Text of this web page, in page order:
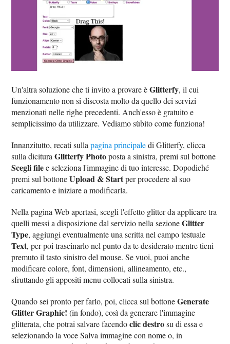
Un'altra soluzione che ti invito a provare èGlitterfy, il cui
funzionamento non si discosta molto da quello dei servizi
menzionati nelle righe precedenti. Anch'esso è gratuito e
semplicissimo da utilizzare. Vediamo sùbito come funziona!
Innanzitutto, recati sullapagina principaledi Glitterfy, clicca
sulla dicituraGlitterfy Photoposta a sinistra, premi sul bottone
Scegli filee seleziona l'immagine di tuo interesse. Dopodiché
premi sul bottoneUpload & Startper procedere al suo
caricamento e iniziare a modificarla.
Nella pagina Web apertasi, scegli l'effetto glitter da applicare tra
quelli messi a disposizione dal servizio nella sezioneGlitter
Type, aggiungi eventualmente una scritta nel campo testuale
Text, per poi trascinarlo nel punto da te desiderato mentre tieni
premuto il tasto sinistro del mouse. Se vuoi, puoi anche
modificare colore, font, dimensioni, allineamento, etc.,
sfruttando gli appositi menu collocati sulla sinistra.
Quando sei pronto per farlo, poi, clicca sul bottoneGenerate
Glitter Graphic! (in fondo), così da generare l'immagine
glitterata, che potrai salvare facendoclic destrosu di essa e
selezionando la voce Salva immagine con nome o, in